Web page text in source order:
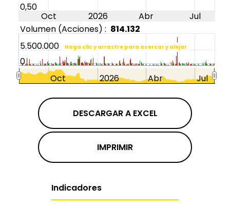
Haga clic y arrastre para acercar y alejar
0,50
Volumen (Acciones) : 814.132
Oct 2026 Abr Jul
Oct 2026 Abr Jul
0
5.500.000
DESCARGAR A EXCEL
IMPRIMIR
Indicadores